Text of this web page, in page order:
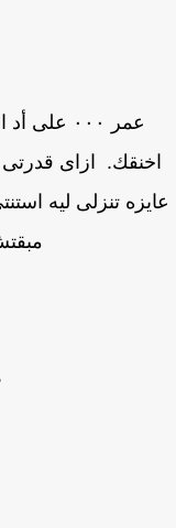
عمر ٠٠٠ على
ازاى قدرتى
تنزلى ليه
مبقتش